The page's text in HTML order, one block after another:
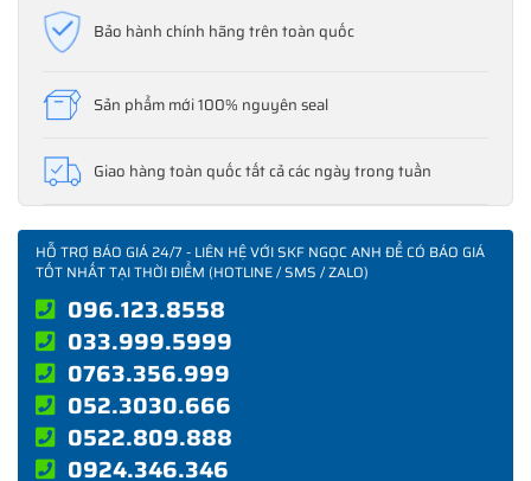
Bảo hành chính hãng trên toàn quốc
Sản phẩm mới 100% nguyên seal
Giao hàng toàn quốc tất cả các ngày trong tuần
HỖ TRỢ BÁO GIÁ 24/7 - LIÊN HỆ VỚI SKF NGỌC ANH ĐỂ CÓ BÁO GIÁ
TỐT NHẤT TẠI THỜI ĐIỂM (HOTLINE / SMS / ZALO)
096.123.8558
033.999.5999
0763.356.999
052.3030.666
0522.809.888
0924.346.346